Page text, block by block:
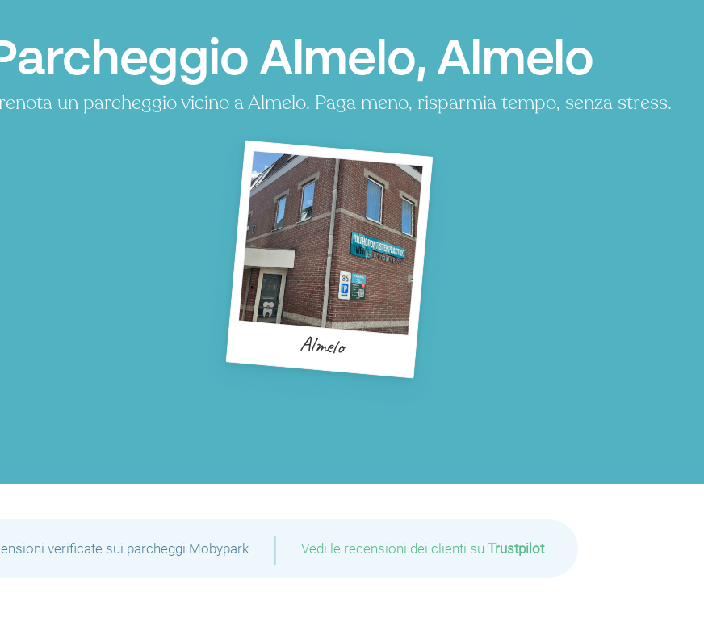
Almelo, Almelo
un parcheggio vicino a Almelo. Paga meno, risparmia tempo, senza stress.
Almelo
verificate sui parcheggi Mobypark | Vedi le recensioni dei clienti su Trustpilot